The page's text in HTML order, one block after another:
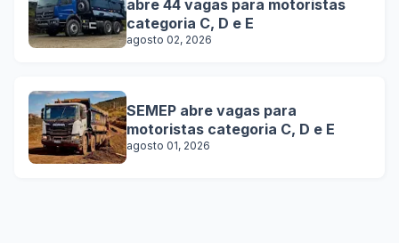
abre 44 vagas para motoristas
categoria C, D e E
agosto 02, 2026
SEMEP abre vagas para
motoristas categoria C, D e E
agosto 01, 2026